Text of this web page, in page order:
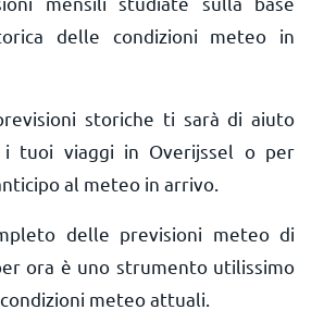
delle condizioni meteo in
storiche ti sarà di aiuto
i tuoi viaggi in Overijssel o per
al meteo in arrivo.
delle previsioni meteo di
ora è uno strumento utilissimo
meteo attuali.